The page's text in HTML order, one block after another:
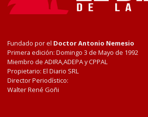
Fundado por el Doctor Antonio Nemesio
Primera edición: Domingo 3 de Mayo de 1992
Miembro de ADIRA,ADEPA y CPPAL
Propietario: El Diario SRL
Director Periodístico:
Walter René Goñi